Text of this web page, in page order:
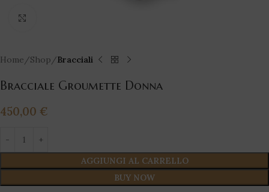
Home Shop Bracciali
Bracciale Groumette Donna
450,00 €
AGGIUNGI AL CARRELLO
BUY NOW